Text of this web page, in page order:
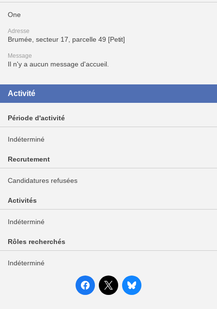
One
Adresse
Brumée, secteur 17, parcelle 49 [Petit]
Message
Il n'y a aucun message d'accueil.
Activité
Période d'activité
Indéterminé
Recrutement
Candidatures refusées
Activités
Indéterminé
Rôles recherchés
Indéterminé